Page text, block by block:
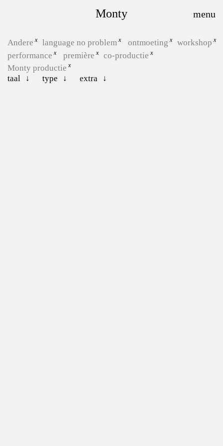
Monty
Andere language no problem ontmoeting
workshop
performance
première
co-productie
Monty productie
taal
type extra